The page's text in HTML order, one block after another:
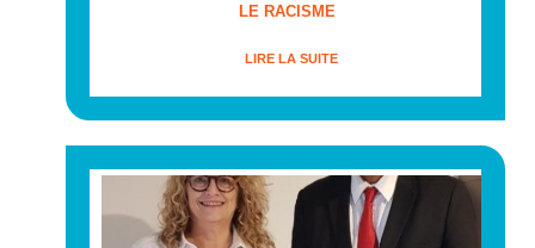
LE RACISME
LIRE LA SUITE